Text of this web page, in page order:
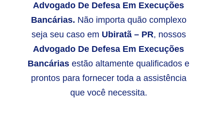
Advogado De Defesa Em Execuções
Bancárias. Não importa quão complexo
seja seu caso em Ubiratã – PR, nossos
Advogado De Defesa Em Execuções
Bancárias estão altamente qualificados e
prontos para fornecer toda a assistência
que você necessita.